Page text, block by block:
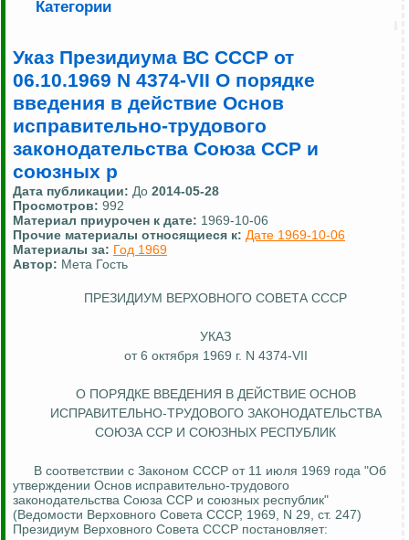
Категории
Указ Президиума ВС СССР от
06.10.1969 N 4374-VII О порядке
введения в действие Основ
исправительно-трудового
законодательства Союза ССР и
союзных р
Дата публикации: До 2014-05-28
Просмотров: 992
Материал приурочен к дате: 1969-10-06
Прочие материалы относящиеся к: Дате 1969-10-06
Материалы за: Год 1969
Автор: Мета Гость
ПРЕЗИДИУМ ВЕРХОВНОГО СОВЕТА СССР
УКАЗ
от 6 октября 1969 г. N 4374-VII
О ПОРЯДКЕ ВВЕДЕНИЯ В ДЕЙСТВИЕ ОСНОВ
ИСПРАВИТЕЛЬНО-ТРУДОВОГО ЗАКОНОДАТЕЛЬСТВА
СОЮЗА ССР И СОЮЗНЫХ РЕСПУБЛИК
В соответствии с Законом СССР от 11 июля 1969 года "Об
утверждении Основ исправительно-трудового
законодательства Союза ССР и союзных республик"
(Ведомости Верховного Совета СССР, 1969, N 29, ст. 247)
Президиум Верховного Совета СССР постановляет: